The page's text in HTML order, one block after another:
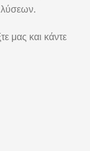
μας και κάντε